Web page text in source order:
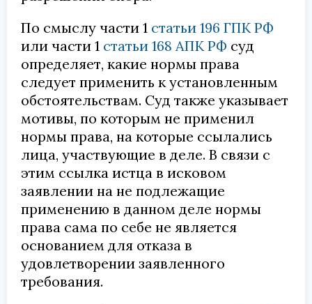
По смыслу части 1 статьи 196 ГПК РФ
или части 1 статьи 168 АПК РФ суд
определяет, какие нормы права
следует применить к установленным
обстоятельствам. Суд также указывает
мотивы, по которым не применил
нормы права, на которые ссылались
лица, участвующие в деле. В связи с
этим ссылка истца в исковом
заявлении на не подлежащие
применению в данном деле нормы
права сама по себе не является
основанием для отказа в
удовлетворении заявленного
требования.